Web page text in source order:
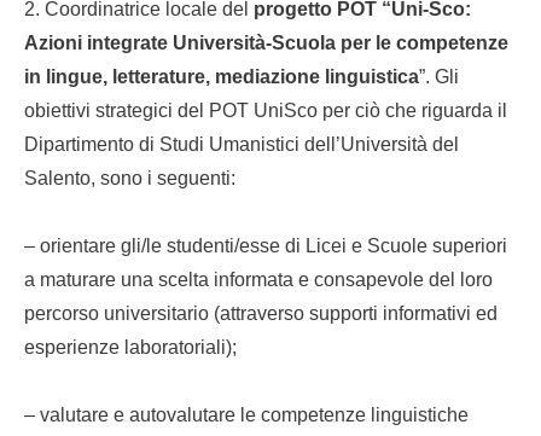
2. Coordinatrice locale del progetto POT “Uni-Sco:
Azioni integrate Università-Scuola per le competenze
in lingue, letterature, mediazione linguistica”. Gli
obiettivi strategici del POT UniSco per ciò che riguarda il
Dipartimento di Studi Umanistici dell’Università del
Salento, sono i seguenti:
– orientare gli/le studenti/esse di Licei e Scuole superiori
a maturare una scelta informata e consapevole del loro
percorso universitario (attraverso supporti informativi ed
esperienze laboratoriali);
– valutare e autovalutare le competenze linguistiche